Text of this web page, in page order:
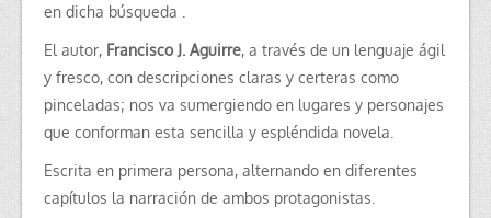
en dicha búsqueda .
El autor, Francisco J. Aguirre, a través de un lenguaje ágil
y fresco, con descripciones claras y certeras como
pinceladas; nos va sumergiendo en lugares y personajes
que conforman esta sencilla y espléndida novela.
Escrita en primera persona, alternando en diferentes
capítulos la narración de ambos protagonistas.